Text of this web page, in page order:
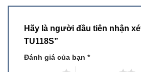
Hãy là người đầu tiên nhận
TU118S”
Đánh giá của bạn *